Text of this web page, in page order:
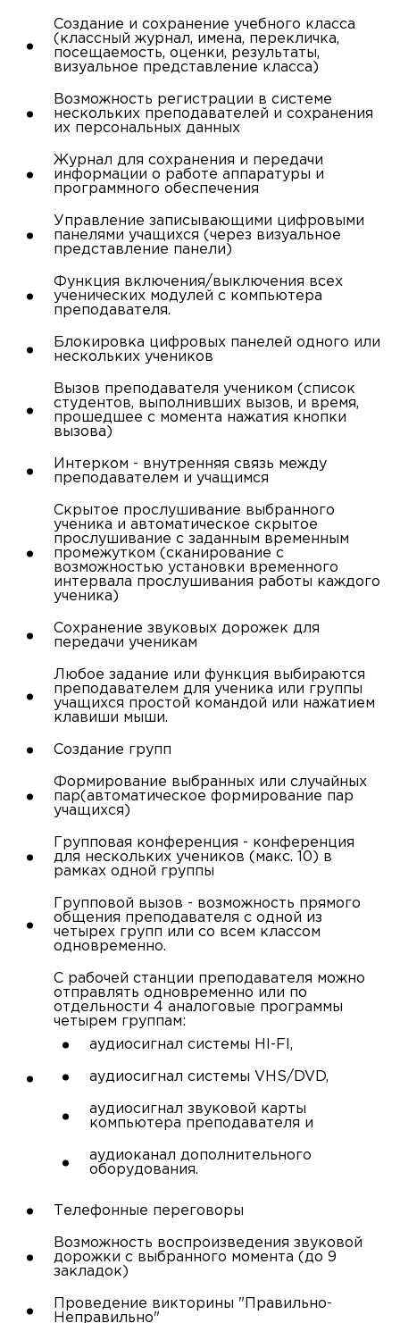
Создание и сохранение учебного класса
(классный журнал, имена, перекличка,
посещаемость, оценки, результаты,
визуальное представление класса)
Возможность регистрации в системе
нескольких преподавателей и сохранения
их персональных данных
Журнал для сохранения и передачи
информации о работе аппаратуры и
программного обеспечения
Управление записывающими цифровыми
панелями учащихся (через визуальное
представление панели)
Функция включения/выключения всех
ученических модулей с компьютера
преподавателя.
Блокировка цифровых панелей одного или
нескольких учеников
Вызов преподавателя учеником (список
студентов, выполнивших вызов, и время,
прошедшее с момента нажатия кнопки
вызова)
Интерком - внутренняя связь между
преподавателем и учащимся
Скрытое прослушивание выбранного
ученика и автоматическое скрытое
прослушивание с заданным временным
промежутком (сканирование с
возможностью установки временного
интервала прослушивания работы каждого
ученика)
Сохранение звуковых дорожек для
передачи ученикам
Любое задание или функция выбираются
преподавателем для ученика или группы
учащихся простой командой или нажатием
клавиши мыши.
Создание групп
Формирование выбранных или случайных
пар(автоматическое формирование пар
учащихся)
Групповая конференция - конференция
для нескольких учеников (макс. 10) в
рамках одной группы
Групповой вызов - возможность прямого
общения преподавателя c одной из
четырех групп или со всем классом
одновременно.
С рабочей станции преподавателя можно
отправлять одновременно или по
отдельности 4 аналоговые программы
четырем группам:
аудиосигнал системы HI-FI,
аудиосигнал системы VHS/DVD,
аудиосигнал звуковой карты
компьютера преподавателя и
аудиоканал дополнительного
оборудования.
Телефонные переговоры
Возможность воспроизведения звуковой
дорожки с выбранного момента (до 9
закладок)
Проведение викторины "Правильно-
Неправильно"